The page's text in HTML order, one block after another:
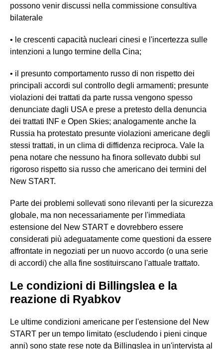
possono venir discussi nella commissione consultiva
bilaterale
• le crescenti capacità nucleari cinesi e l'incertezza sulle
intenzioni a lungo termine della Cina;
• il presunto comportamento russo di non rispetto dei
principali accordi sul controllo degli armamenti; presunte
violazioni dei trattati da parte russa vengono spesso
denunciate dagli USA e prese a pretesto della denuncia
dei trattati INF e Open Skies; analogamente anche la
Russia ha protestato presunte violazioni americane degli
stessi trattati, in un clima di diffidenza reciproca. Vale la
pena notare che nessuno ha finora sollevato dubbi sul
rigoroso rispetto sia russo che americano dei termini del
New START.
Parte dei problemi sollevati sono rilevanti per la sicurezza
globale, ma non necessariamente per l'immediata
estensione del New START e dovrebbero essere
considerati più adeguatamente come questioni da essere
affrontate in negoziati per un nuovo accordo (o una serie
di accordi) che alla fine sostituirscano l'attuale trattato.
Le condizioni di Billingslea e la
reazione di Ryabkov
Le ultime condizioni americane per l'estensione del New
START per un tempo limitato (escludendo i pieni cinque
anni) sono state rese note da Billingslea in un'intervista al